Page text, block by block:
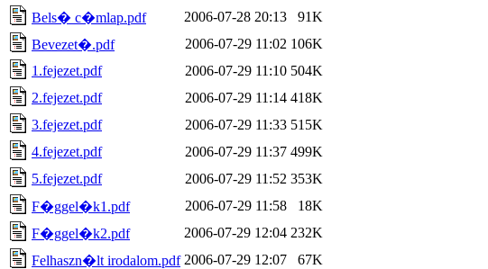
Bels� c�mlap.pdf
2006-07-28 20:13
91K
Bevezet�.pdf
2006-07-29 11:02 106K
1.fejezet.pdf
2006-07-29 11:10 504K
2.fejezet.pdf
2006-07-29 11:14 418K
3.fejezet.pdf
2006-07-29 11:33 515K
4.fejezet.pdf
2006-07-29 11:37 499K
5.fejezet.pdf
2006-07-29 11:52 353K
F�ggel�k1.pdf
2006-07-29 11:58
18K
F�ggel�k2.pdf
2006-07-29 12:04 232K
Felhaszn�lt irodalom.pdf 2006-07-29 12:07
67K